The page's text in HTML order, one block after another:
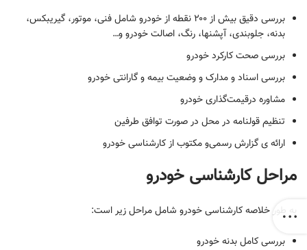
بررسی دقیق بیش از ۲۰۰ نقطه از خودرو شامل فنی، موتور، گیریبکس،
بدنه، جلوبندی، آپشنها، رنگ، اصالت خودرو و…
بررسی صحت کارکرد خودرو
بررسی اسناد و مدارک و وضعیت بیمه و گارانتی خودرو
مشاوره درقیمت‌گذاری خودرو
تنظیم قولنامه در محل در صورت توافق طرفین
ارائه‌ ی گزارش رسمی‌و مکتوب از کارشناسی خودرو
مراحل کارشناسی خودرو
به طور خلاصه کارشناسی خودرو شامل مراحل زیر است:
بررسی کامل بدنه خودرو